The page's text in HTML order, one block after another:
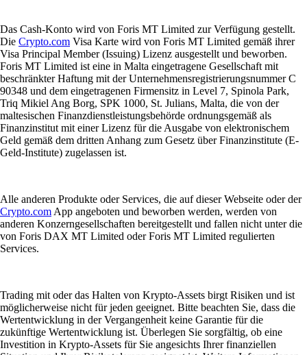
Das Cash-Konto wird von Foris MT Limited zur Verfügung gestellt.
Die Crypto.com Visa Karte wird von Foris MT Limited gemäß ihrer
Visa Principal Member (Issuing) Lizenz ausgestellt und beworben.
Foris MT Limited ist eine in Malta eingetragene Gesellschaft mit
beschränkter Haftung mit der Unternehmensregistrierungsnummer C
90348 und dem eingetragenen Firmensitz in Level 7, Spinola Park,
Triq Mikiel Ang Borg, SPK 1000, St. Julians, Malta, die von der
maltesischen Finanzdienstleistungsbehörde ordnungsgemäß als
Finanzinstitut mit einer Lizenz für die Ausgabe von elektronischem
Geld gemäß dem dritten Anhang zum Gesetz über Finanzinstitute (E-
Geld-Institute) zugelassen ist.
Alle anderen Produkte oder Services, die auf dieser Webseite oder der
Crypto.com App angeboten und beworben werden, werden von
anderen Konzerngesellschaften bereitgestellt und fallen nicht unter die
von Foris DAX MT Limited oder Foris MT Limited regulierten
Services.
Trading mit oder das Halten von Krypto-Assets birgt Risiken und ist
möglicherweise nicht für jeden geeignet. Bitte beachten Sie, dass die
Wertentwicklung in der Vergangenheit keine Garantie für die
zukünftige Wertentwicklung ist. Überlegen Sie sorgfältig, ob eine
Investition in Krypto-Assets für Sie angesichts Ihrer finanziellen